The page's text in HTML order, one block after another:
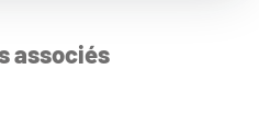
associés